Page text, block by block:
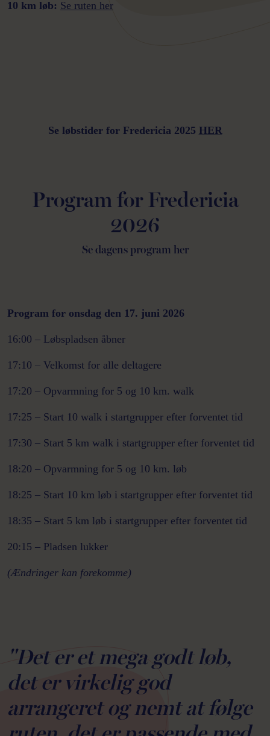
10 km løb: Se ruten her
Se løbstider for Fredericia 2025 HER
Program for Fredericia
2026
Se dagens program her
Program for onsdag den 17. juni 2026
16:00 – Løbspladsen åbner
17:10 – Velkomst for alle deltagere
17:20 – Opvarmning for 5 og 10 km. walk
17:25 – Start 10 walk i startgrupper efter forventet tid
17:30 – Start 5 km walk i startgrupper efter forventet tid
18:20 – Opvarmning for 5 og 10 km. løb
18:25 – Start 10 km løb i startgrupper efter forventet tid
18:35 – Start 5 km løb i startgrupper efter forventet tid
20:15 – Pladsen lukker
(Ændringer kan forekomme)
"Det er et mega godt løb,
det er virkelig god
arrangeret og nemt at følge